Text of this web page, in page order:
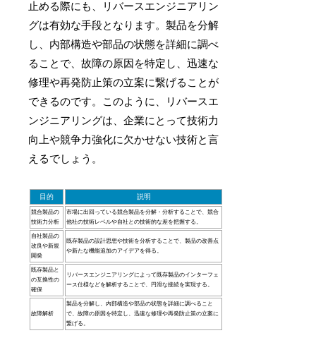
止める際にも、リバースエンジニアリン
グは有効な手段となります。製品を分解
し、内部構造や部品の状態を詳細に調べ
ることで、故障の原因を特定し、迅速な
修理や再発防止策の立案に繋げることが
できるのです。このように、リバースエ
ンジニアリングは、企業にとって技術力
向上や競争力強化に欠かせない技術と言
えるでしょう。
目的 説明
競合製品の
技術力分析
市場に出回っている競合製品を分解・分析することで、競合
他社の技術レベルや自社との技術的な差を把握する。
自社製品の
改良や新規
開発
既存製品の設計思想や技術を分析することで、製品の改善点
や新たな機能追加のアイデアを得る。
既存製品と
の互換性の
確保
リバースエンジニアリングによって既存製品のインターフェ
ース仕様などを解析することで、円滑な接続を実現する。
故障解析
製品を分解し、内部構造や部品の状態を詳細に調べること
で、故障の原因を特定し、迅速な修理や再発防止策の立案に
繋げる。